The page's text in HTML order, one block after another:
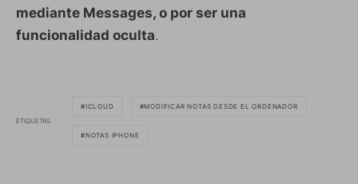
mediante Messages, o por ser una
funcionalidad oculta.
ETIQUETAS
ICLOUD MODIFICAR NOTAS DESDE EL ORDENADOR
NOTAS IPHONE